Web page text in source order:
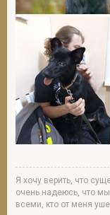
Я хочу верить, что
очень надеюсь, что
всеми, кто от меня